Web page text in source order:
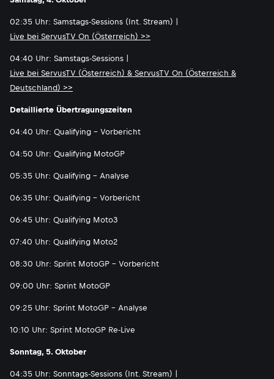
02:35 Uhr: Samstags-Sessions (Int. Stream) |
Live bei ServusTV On (Österreich) >>
04:40 Uhr: Samstags-Sessions |
Live bei ServusTV (Österreich) & ServusTV On (Österreich &
Deutschland) >>
Detaillierte Übertragungszeiten
04:40 Uhr: Qualifying - Vorbericht
04:50 Uhr: Qualifying MotoGP
05:35 Uhr: Qualifying - Analyse
06:35 Uhr: Qualifying - Vorbericht
06:45 Uhr: Qualifying Moto3
07:40 Uhr: Qualifying Moto2
08:30 Uhr: Sprint MotoGP - Vorbericht
09:00 Uhr: Sprint MotoGP
09:25 Uhr: Sprint MotoGP - Analyse
10:10 Uhr: Sprint MotoGP Re-Live
Sonntag, 5. Oktober
04:35 Uhr: Sonntags-Sessions (Int. Stream) |